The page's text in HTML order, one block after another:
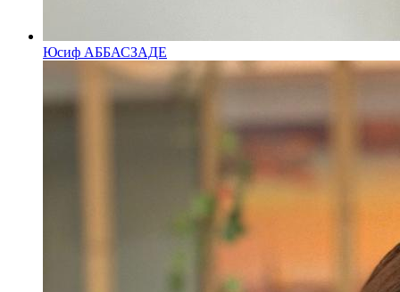
Юсиф АББАСЗАДЕ